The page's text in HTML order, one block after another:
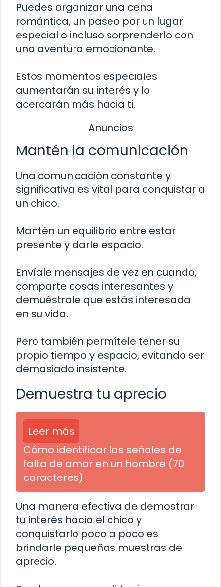
Puedes organizar una cena
romántica, un paseo por un lugar
especial o incluso sorprenderlo con
una aventura emocionante.
Estos momentos especiales
aumentarán su interés y lo
acercarán más hacia ti.
Anuncios
Mantén la comunicación
Una comunicación constante y
significativa es vital para conquistar a
un chico.
Mantén un equilibrio entre estar
presente y darle espacio.
Envíale mensajes de vez en cuando,
comparte cosas interesantes y
demuéstrale que estás interesada
en su vida.
Pero también permítele tener su
propio tiempo y espacio, evitando ser
demasiado insistente.
Demuestra tu aprecio
Leer más
Cómo identificar las señales de
falta de amor en un hombre (70
caracteres)
Una manera efectiva de demostrar
tu interés hacia el chico y
conquistarlo poco a poco es
brindarle pequeñas muestras de
aprecio.